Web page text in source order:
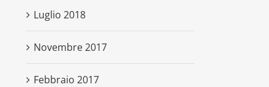
Luglio 2018
Novembre 2017
Febbraio 2017